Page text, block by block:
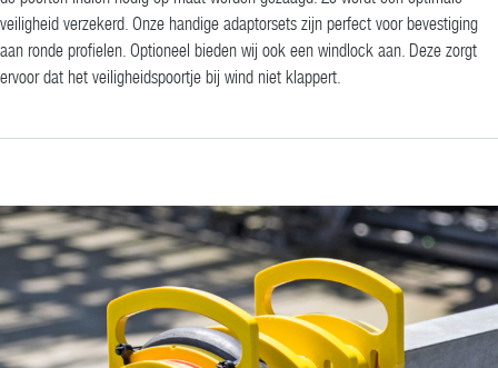
veiligheid verzekerd. Onze handige adaptorsets zijn perfect voor bevestiging
aan ronde profielen. Optioneel bieden wij ook een windlock aan. Deze zorgt
ervoor dat het veiligheidspoortje bij wind niet klappert.